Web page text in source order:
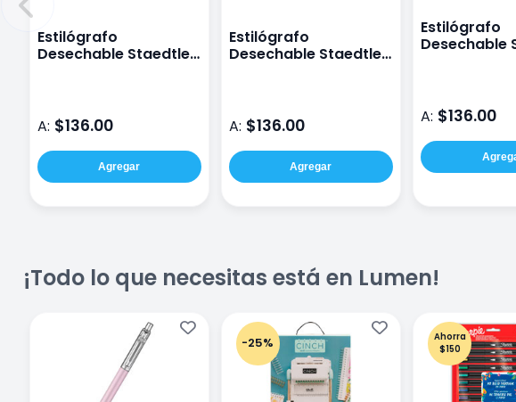
Estilógrafo
Desechable Staedtler
A: $136.00
Agregar
Estilógrafo
Desechable Staedtler
A: $136.00
Agregar
Estilógrafo
Desechable
A: $136.00
¡Todo lo que necesitas está en Lumen!
-25%
Ahorra
$150